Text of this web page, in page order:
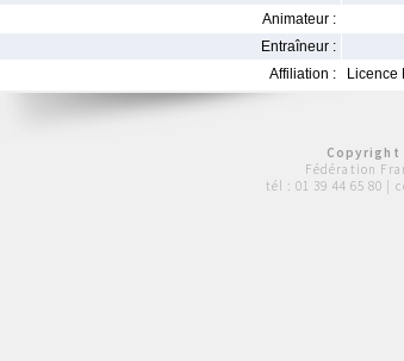
Animateur :
Entraîneur :
Affiliation :
Licence
Copyright
Fédération
tél : 01 39 44 65 80 |